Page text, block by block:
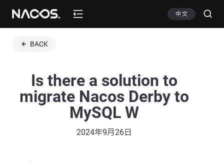
中文
BACK
Is there a solution to
migrate Nacos Derby to
MySQL W
2024年9月26日